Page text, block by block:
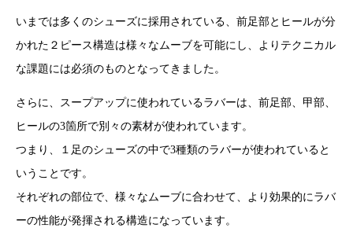
いまでは多くのシューズに採用されている、前足部とヒールが分
かれた２ピース構造は様々なムーブを可能にし、よりテクニカル
な課題には必須のものとなってきました。
さらに、スープアップに使われているラバーは、前足部、甲部、
ヒールの3箇所で別々の素材が使われています。
つまり、１足のシューズの中で3種類のラバーが使われていると
いうことです。
それぞれの部位で、様々なムーブに合わせて、より効果的にラバ
ーの性能が発揮される構造になっています。